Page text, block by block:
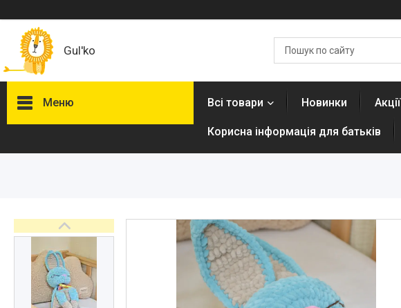
Gul'ko
Меню
ТОП товарів Пакунок Малюка
Підбірка товарів для малюка
до року (7000 грн)
Автокрісла
Дитячі візочки
Всі товари Новинки Акції
Корисна інформація для батьків